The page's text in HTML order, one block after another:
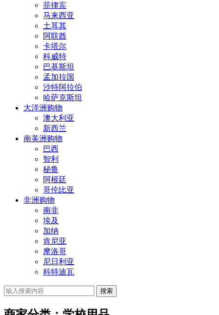
菲律宾
马来西亚
土耳其
阿联酋
卡塔尔
科威特
巴基斯坦
孟加拉国
沙特阿拉伯
哈萨克斯坦
大洋洲购物
澳大利亚
新西兰
南美洲购物
巴西
智利
秘鲁
阿根廷
哥伦比亚
非洲购物
南非
埃及
加纳
肯尼亚
摩洛哥
尼日利亚
科特迪瓦
搜索